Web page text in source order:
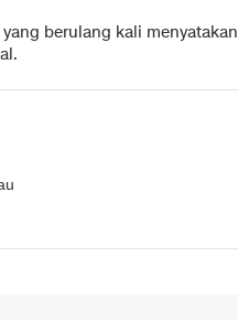
berulang kali menyatakan